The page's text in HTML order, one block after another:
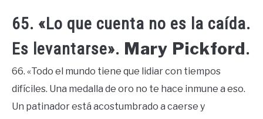
65. «Lo que cuenta no es la caída.
Es levantarse». Mary Pickford.
66. «Todo el mundo tiene que lidiar con tiempos
difíciles. Una medalla de oro no te hace inmune a eso.
Un patinador está acostumbrado a caerse y